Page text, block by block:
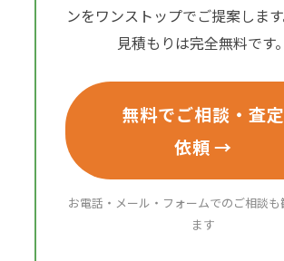
ンをワンストップでご提案します
見積もりは完全無料です。
無料でご相談・査定
依頼 →
お電話・メール・フォームでのご相談も
ます